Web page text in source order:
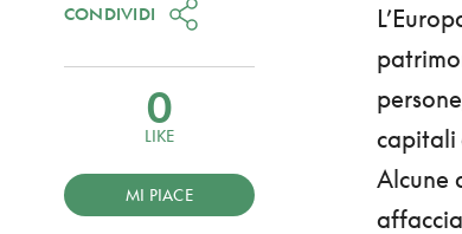
capitali
Alcune
CONDIVIDI
0
LIKE
MI PIACE